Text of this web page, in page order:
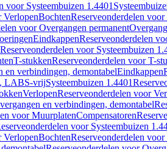
voor Systeembuizen 1.4401
VerlopenBochtenReserveonderdelen
voor Overgangen permanent
EindkappenReserveonderdelen
Reserveonderdelen voor Systeembuizen
T-stukkenReserveonderdelen voor T-
en verbindingen, demontabelEindkappen
LABS-vrijSysteembuizen 1.4401
VerlopenReserveonderdelen voor
en verbindingen, demontabel
voor MuurplatenCompensatoren
voor Systeembuizen
VerlopenBochtenReserveonderdelen